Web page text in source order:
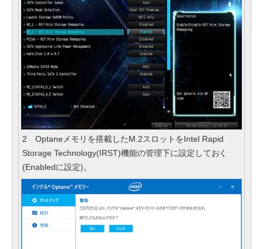
2 Optaneメモリを搭載したM.2スロットをIntel Rapid
Storage Technology(IRST)機能の管理下に設定しておく
(Enabledに設定)。